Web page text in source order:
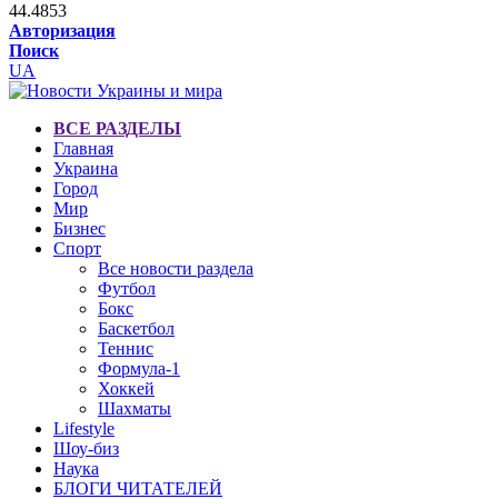
44.4853
Авторизация
Поиск
UA
ВСЕ РАЗДЕЛЫ
Главная
Украина
Город
Мир
Бизнес
Спорт
Все новости раздела
Футбол
Бокс
Баскетбол
Теннис
Формула-1
Хоккей
Шахматы
Lifestyle
Шоу-биз
Наука
БЛОГИ ЧИТАТЕЛЕЙ